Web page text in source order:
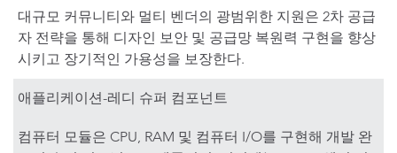
대규모 커뮤니티와 멀티 벤더의 광범위한 지원은 2차 공급
자 전략을 통해 디자인 보안 및 공급망 복원력 구현을 향상
시키고 장기적인 가용성을 보장한다.
애플리케이션-레디 슈퍼 컴포넌트
컴퓨터 모듈은 CPU, RAM 및 컴퓨터 I/O를 구현해 개발 완